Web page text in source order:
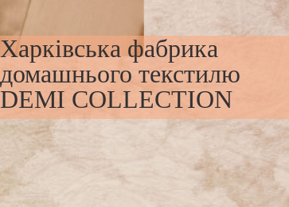
Харківська фабрика
домашнього текстилю
DEMI COLLECTION